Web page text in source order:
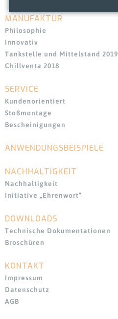
Navigation
überspringen
MANUFAKTUR
Philosophie
Innovativ
Tankstelle und Mittelstand 2019
Chillventa 2018
SERVICE
Kundenorientiert
Stoßmontage
Bescheinigungen
Navigation
ANWENDUNGSBEISPIELE
NACHHALTIGKEIT
Nachhaltigkeit
Initiative „Ehrenwort“
Navigation
überspringen
DOWNLOADS
Technische Dokumentationen
Broschüren
KONTAKT
Impressum
Datenschutz
AGB